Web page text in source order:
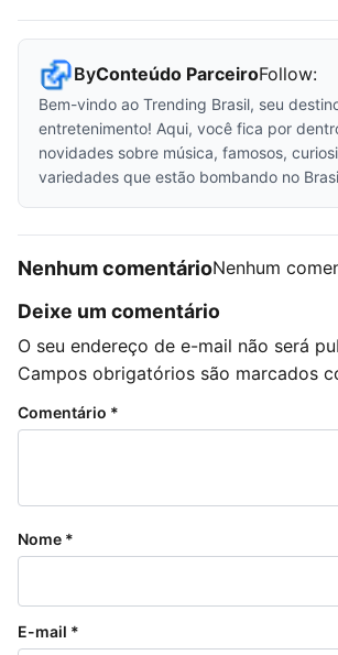
ByConteúdo ParceiroFollow:
Bem-vindo ao Trending Brasil, seu
entretenimento! Aqui, você fica por
novidades sobre música, famosos,
variedades que estão bombando no
Nenhum comentárioNenhum
Deixe um comentário
O seu endereço de e-mail não será
Campos obrigatórios são marcados
Comentário *
Nome *
E-mail *